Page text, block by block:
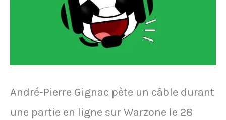
le
22
février
André-Pierre Gignac pète un câble durant
une partie en ligne sur Warzone le 28